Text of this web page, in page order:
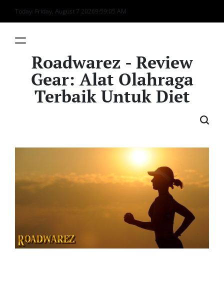
Skip
to
Today: Friday, August 7 20269:59:06 AM
Roadwarez - Review
Gear: Alat Olahraga
Terbaik Untuk Diet